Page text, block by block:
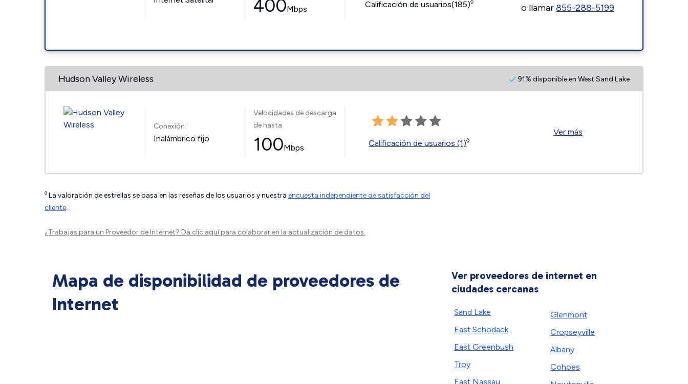
400Mbps Calificación de usuarios(185)◊ o llamar855-288-5199
Hudson Valley Wireless 91% disponible en West Sand Lake
Conexión:
Inalámbrico fijo
Velocidades de descarga
de hasta
100Mbps Calificación de usuarios (1)◊
Ver más
◊ La valoración de estrellas se basa en las reseñas de los usuarios y nuestra encuesta independiente de satisfacción del
cliente.
¿Trabajas para un Proveedor de Internet? Da clic aquípara colaborar en la actualización de datos.
Mapa de disponibilidad de proveedores de
Internet
Ver proveedores de internet en
ciudades cercanas
Sand Lake
East Schodack
East Greenbush
Troy
East Nassau
Glenmont
Cropseyville
Albany
Cohoes